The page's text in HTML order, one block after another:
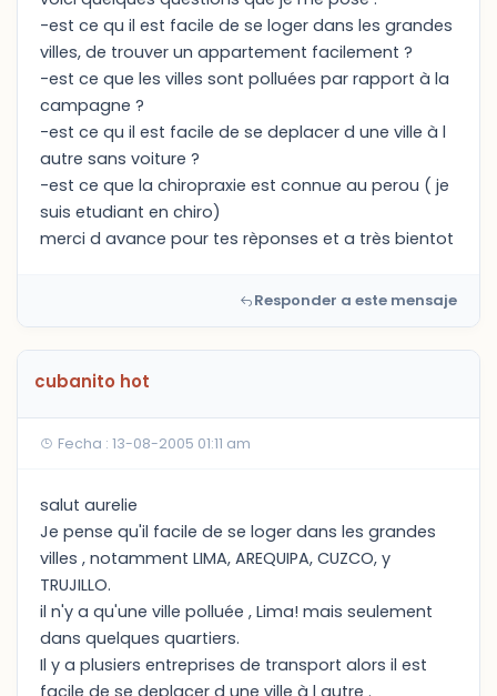
-est ce qu il est facile de se loger dans les grandes
villes, de trouver un appartement facilement ?
-est ce que les villes sont polluées par rapport à la
campagne ?
-est ce qu il est facile de se deplacer d une ville à l
autre sans voiture ?
-est ce que la chiropraxie est connue au perou ( je
suis etudiant en chiro)
merci d avance pour tes rèponses et a très bientot
Responder a este mensaje
cubanito hot
Fecha : 13-08-2005 01:11 am
salut aurelie
Je pense qu'il facile de se loger dans les grandes
villes , notamment LIMA, AREQUIPA, CUZCO, y
TRUJILLO.
il n'y a qu'une ville polluée , Lima! mais seulement
dans quelques quartiers.
Il y a plusiers entreprises de transport alors il est
facile de se deplacer d une ville à l autre .